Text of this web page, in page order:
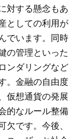
対する懸念もあ
としての利用が
でいます。同時
の管理といった
ンダリングなど
。金融の自由度
仮想通貨の発展
的なルール整備
です。今後、